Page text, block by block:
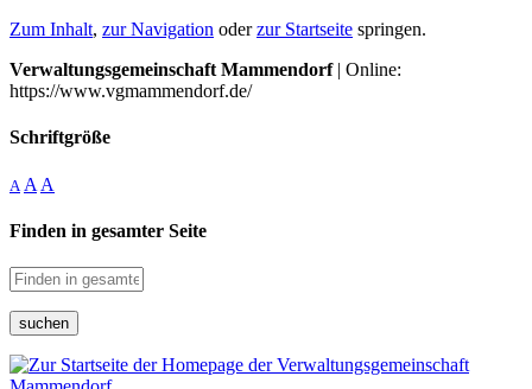
Zum Inhalt, zur Navigation oderzur Startseite springen.
Verwaltungsgemeinschaft Mammendorf| Online:
https://www.vgmammendorf.de/
Schriftgröße
A A A
Finden in gesamter Seite
suchen